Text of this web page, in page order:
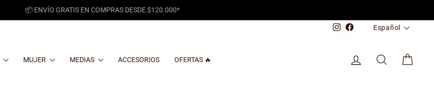
diapositivas
📦 ENVÍO GRATIS EN COMPRAS DESDE $120.000*
Instagram
FacebookIdioma
Español
MUJER MEDIAS ACCESORIOS OFERTAS 🔥 INGRESARENCUENTRA